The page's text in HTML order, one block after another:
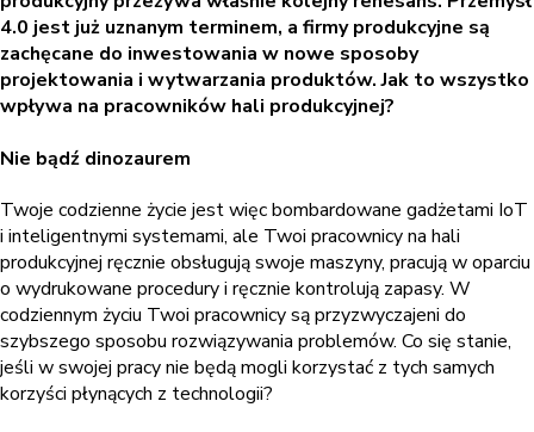
4.0 jest już uznanym terminem, a firmy produkcyjne są
zachęcane do inwestowania w nowe sposoby
projektowania i wytwarzania produktów. Jak to wszystko
wpływa na pracowników hali produkcyjnej?
Nie bądź dinozaurem
Twoje codzienne życie jest więc bombardowane gadżetami IoT
i inteligentnymi systemami, ale Twoi pracownicy na hali
produkcyjnej ręcznie obsługują swoje maszyny, pracują w oparciu
o wydrukowane procedury i ręcznie kontrolują zapasy. W
codziennym życiu Twoi pracownicy są przyzwyczajeni do
szybszego sposobu rozwiązywania problemów. Co się stanie,
jeśli w swojej pracy nie będą mogli korzystać z tych samych
korzyści płynących z technologii?